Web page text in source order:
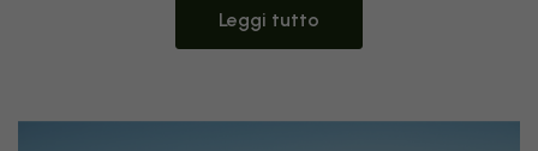
Leggi tutto